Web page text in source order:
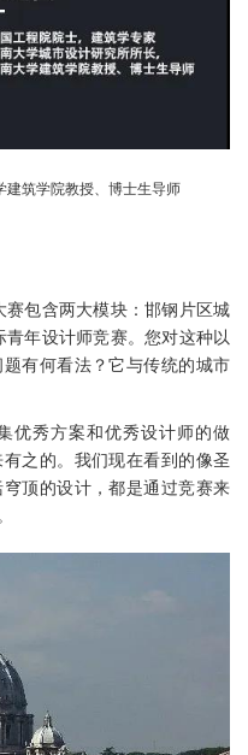
建筑学院教授、博士生导师
包含两大模块：邯钢片区城
年设计师竞赛。您对这种以
有何看法？它与传统的城市
优秀方案和优秀设计师的做
之的。我们现在看到的像圣
顶的设计，都是通过竞赛来